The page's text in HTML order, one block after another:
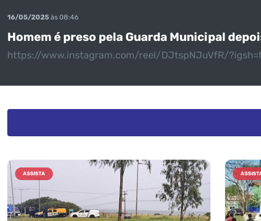
16/05/2025às 08:46
Homem é preso pela Guarda Municipal
https://www.instagram.com/reel/DJtspNJuVfR/
ASSISTA